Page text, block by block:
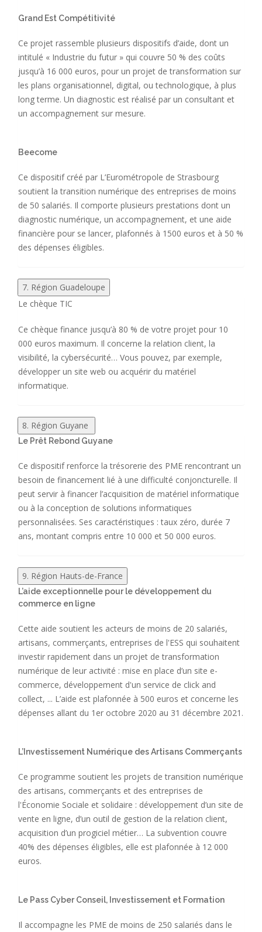
Grand Est Compétitivité
Ce projet rassemble plusieurs dispositifs d’aide, dont un
intitulé « Industrie du futur » qui couvre 50 % des coûts
jusqu’à 16 000 euros, pour un projet de transformation sur
les plans organisationnel, digital, ou technologique, à plus
long terme. Un diagnostic est réalisé par un consultant et
un accompagnement sur mesure.
Beecome
Ce dispositif créé par L’Eurométropole de Strasbourg
soutient la transition numérique des entreprises de moins
de 50 salariés. Il comporte plusieurs prestations dont un
diagnostic numérique, un accompagnement, et une aide
financière pour se lancer, plafonnés à 1500 euros et à 50 %
des dépenses éligibles.
7. Région Guadeloupe
Le chèque TIC
Ce chèque finance jusqu’à 80 % de votre projet pour 10
000 euros maximum. Il concerne la relation client, la
visibilité, la cybersécurité… Vous pouvez, par exemple,
développer un site web ou acquérir du matériel
informatique.
8. Région Guyane
Le Prêt Rebond Guyane
Ce dispositif renforce la trésorerie des PME rencontrant un
besoin de financement lié à une difficulté conjoncturelle. Il
peut servir à financer l’acquisition de matériel informatique
ou à la conception de solutions informatiques
personnalisées. Ses caractéristiques : taux zéro, durée 7
ans, montant compris entre 10 000 et 50 000 euros.
9. Région Hauts-de-France
L’aide exceptionnelle pour le développement du
commerce en ligne
Cette aide soutient les acteurs de moins de 20 salariés,
artisans, commerçants, entreprises de l'ESS qui souhaitent
investir rapidement dans un projet de transformation
numérique de leur activité : mise en place d’un site e-
commerce, développement d'un service de click and
collect, ... L’aide est plafonnée à 500 euros et concerne les
dépenses allant du 1er octobre 2020 au 31 décembre 2021.
L’Investissement Numérique des Artisans Commerçants
Ce programme soutient les projets de transition numérique
des artisans, commerçants et des entreprises de
l'Économie Sociale et solidaire : développement d’un site de
vente en ligne, d’un outil de gestion de la relation client,
acquisition d’un progiciel métier… La subvention couvre
40% des dépenses éligibles, elle est plafonnée à 12 000
euros.
Le Pass Cyber Conseil, Investissement et Formation
Il accompagne les PME de moins de 250 salariés dans le